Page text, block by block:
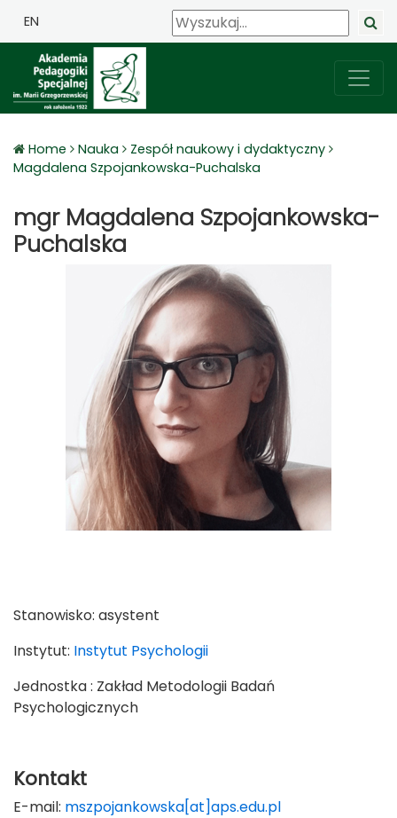
EN
Home Nauka
Zespół naukowy i dydaktyczny
Magdalena Szpojankowska-Puchalska
mgr Magdalena Szpojankowska-
Puchalska
Stanowisko: asystent
Instytut: Instytut Psychologii
Jednostka : Zakład Metodologii Badań
Psychologicznych
Kontakt
E-mail: mszpojankowska[at]aps.edu.pl